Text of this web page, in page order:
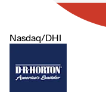
Nasdaq/DHI